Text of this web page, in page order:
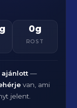
0g
ROST
ajánlott —
van, ami
jelent.